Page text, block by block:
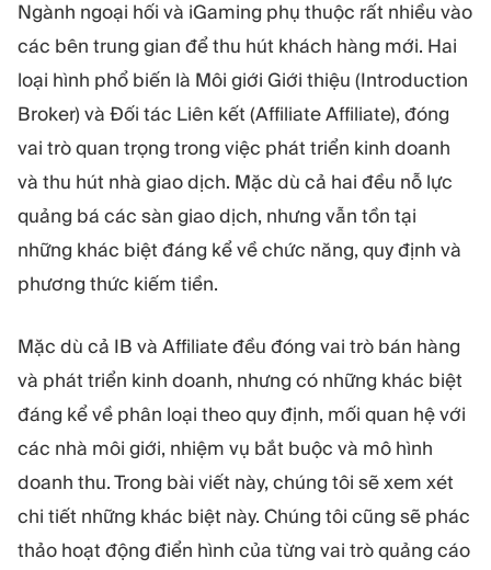
Ngành ngoại hối và iGaming phụ thuộc rất nhiều vào
các bên trung gian để thu hút khách hàng mới. Hai
loại hình phổ biến là Môi giới Giới thiệu (Introduction
Broker) và Đối tác Liên kết (Affiliate Affiliate), đóng
vai trò quan trọng trong việc phát triển kinh doanh
và thu hút nhà giao dịch. Mặc dù cả hai đều nỗ lực
quảng bá các sàn giao dịch, nhưng vẫn tồn tại
những khác biệt đáng kể về chức năng, quy định và
phương thức kiếm tiền.
Mặc dù cả IB và Affiliate đều đóng vai trò bán hàng
và phát triển kinh doanh, nhưng có những khác biệt
đáng kể về phân loại theo quy định, mối quan hệ với
các nhà môi giới, nhiệm vụ bắt buộc và mô hình
doanh thu. Trong bài viết này, chúng tôi sẽ xem xét
chi tiết những khác biệt này. Chúng tôi cũng sẽ phác
thảo hoạt động điển hình của từng vai trò quảng cáo
MÔ-ĐUN
Sàn giao dịch Hậu cần
TÀI NGUYÊN
Hướng dẫn tiếp thị
Blog
Thuật ngữ
Video hướng dẫn
Công cụ tính lợi nhuận
Kế hoạch kinh doanh
THÊM
Giới thiệu về Quadcode
Đội ngũ
Sự kiện
Con số
Tin tức công ty
THEO DÕI CHÚNG TÔI